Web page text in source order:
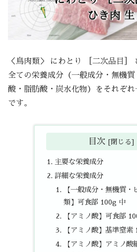
＜鳥肉類＞ にわとり ［二次品目］
全ての栄養成分（一般成分・無機
酸・脂肪酸・炭水化物）をそれぞ
です。
目次
主要な栄養成分
詳細な栄養成分
【一般成分・無機質・
類】可食部 100g 中
【アミノ酸】可食部
【アミノ酸】基準窒素
【アミノ酸】アミノ酸